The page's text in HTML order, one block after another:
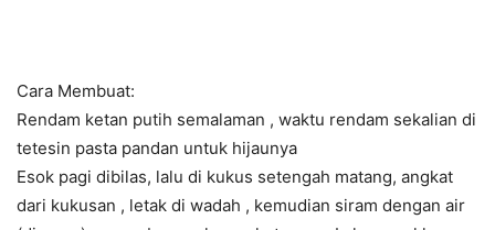
Cara Membuat:
Rendam ketan putih semalaman , waktu rendam sekalian di
tetesin pasta pandan untuk hijaunya
Esok pagi dibilas, lalu di kukus setengah matang, angkat
dari kukusan , letak di wadah , kemudian siram dengan air